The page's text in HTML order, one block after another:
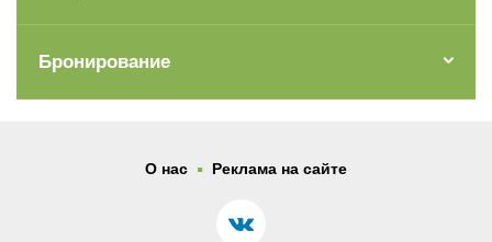
Бронирование
О нас . Реклама на сайте